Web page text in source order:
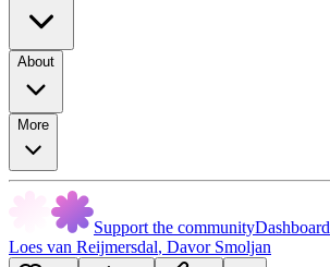
About
More
Support the communityDashboard
Loes van Reijmersdal, Davor Smoljan